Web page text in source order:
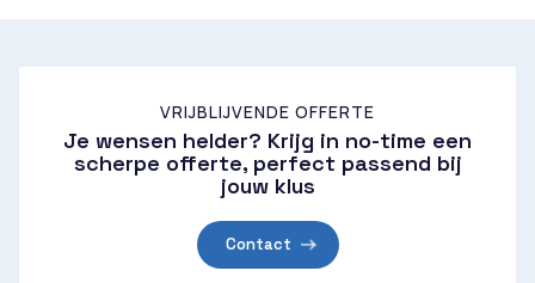
VRIJBLIJVENDE OFFERTE
Je wensen helder? Krijg in no-time een
scherpe offerte, perfect passend bij
jouw klus
Contact